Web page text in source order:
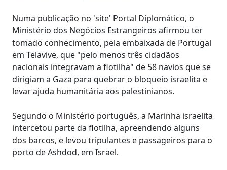
Numa publicação no 'site' Portal Diplomático, o
Ministério dos Negócios Estrangeiros afirmou ter
tomado conhecimento, pela embaixada de Portugal
em Telavive, que "pelo menos três cidadãos
nacionais integravam a flotilha" de 58 navios que se
dirigiam a Gaza para quebrar o bloqueio israelita e
levar ajuda humanitária aos palestinianos.
Segundo o Ministério português, a Marinha israelita
intercetou parte da flotilha, apreendendo alguns
dos barcos, e levou tripulantes e passageiros para o
porto de Ashdod, em Israel.